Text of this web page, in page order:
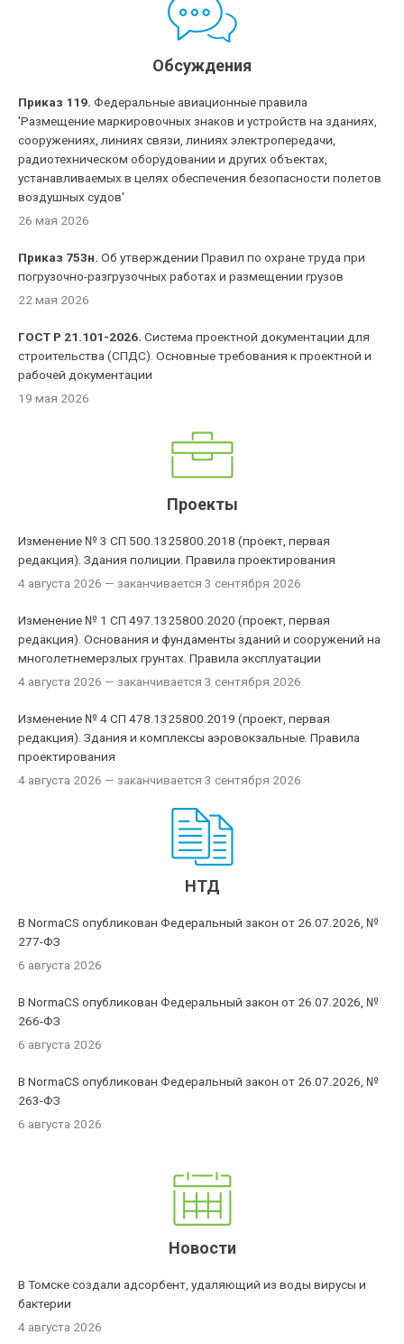
Обсуждения
Приказ 119. Федеральные авиационные правила
'Размещение маркировочных знаков и устройств на зданиях,
сооружениях, линиях связи, линиях электропередачи,
радиотехническом оборудовании и других объектах,
устанавливаемых в целях обеспечения безопасности полетов
воздушных судов'
26 мая 2026
Приказ 753н. Об утверждении Правил по охране труда при
погрузочно-разгрузочных работах и размещении грузов
22 мая 2026
ГОСТ Р 21.101-2026. Система проектной документации для
строительства (СПДС). Основные требования к проектной и
рабочей документации
19 мая 2026
Проекты
Изменение № 3 СП 500.1325800.2018 (проект, первая
редакция). Здания полиции. Правила проектирования
4 августа 2026 — заканчивается 3 сентября 2026
Изменение № 1 СП 497.1325800.2020 (проект, первая
редакция). Основания и фундаменты зданий и сооружений на
многолетнемерзлых грунтах. Правила эксплуатации
4 августа 2026 — заканчивается 3 сентября 2026
Изменение № 4 СП 478.1325800.2019 (проект, первая
редакция). Здания и комплексы аэровокзальные. Правила
проектирования
4 августа 2026 — заканчивается 3 сентября 2026
НТД
В NormaCS опубликован Федеральный закон от 26.07.2026, №
277-ФЗ
6 августа 2026
В NormaCS опубликован Федеральный закон от 26.07.2026, №
266-ФЗ
6 августа 2026
В NormaCS опубликован Федеральный закон от 26.07.2026, №
263-ФЗ
6 августа 2026
Новости
В Томске создали адсорбент, удаляющий из воды вирусы и
бактерии
4 августа 2026